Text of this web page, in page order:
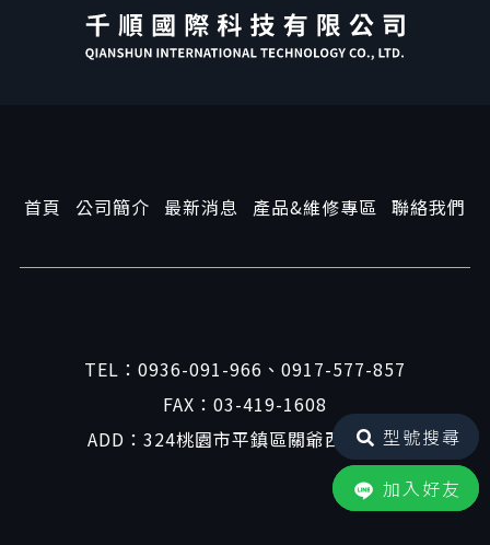
加入好友
型號搜尋
首頁 公司簡介 最新消息 產品&維修專區 聯絡我們
TEL： 0936-091-966 、 0917-577-857
FAX：03-419-1608
ADD：324桃園市平鎮區關爺西路41號